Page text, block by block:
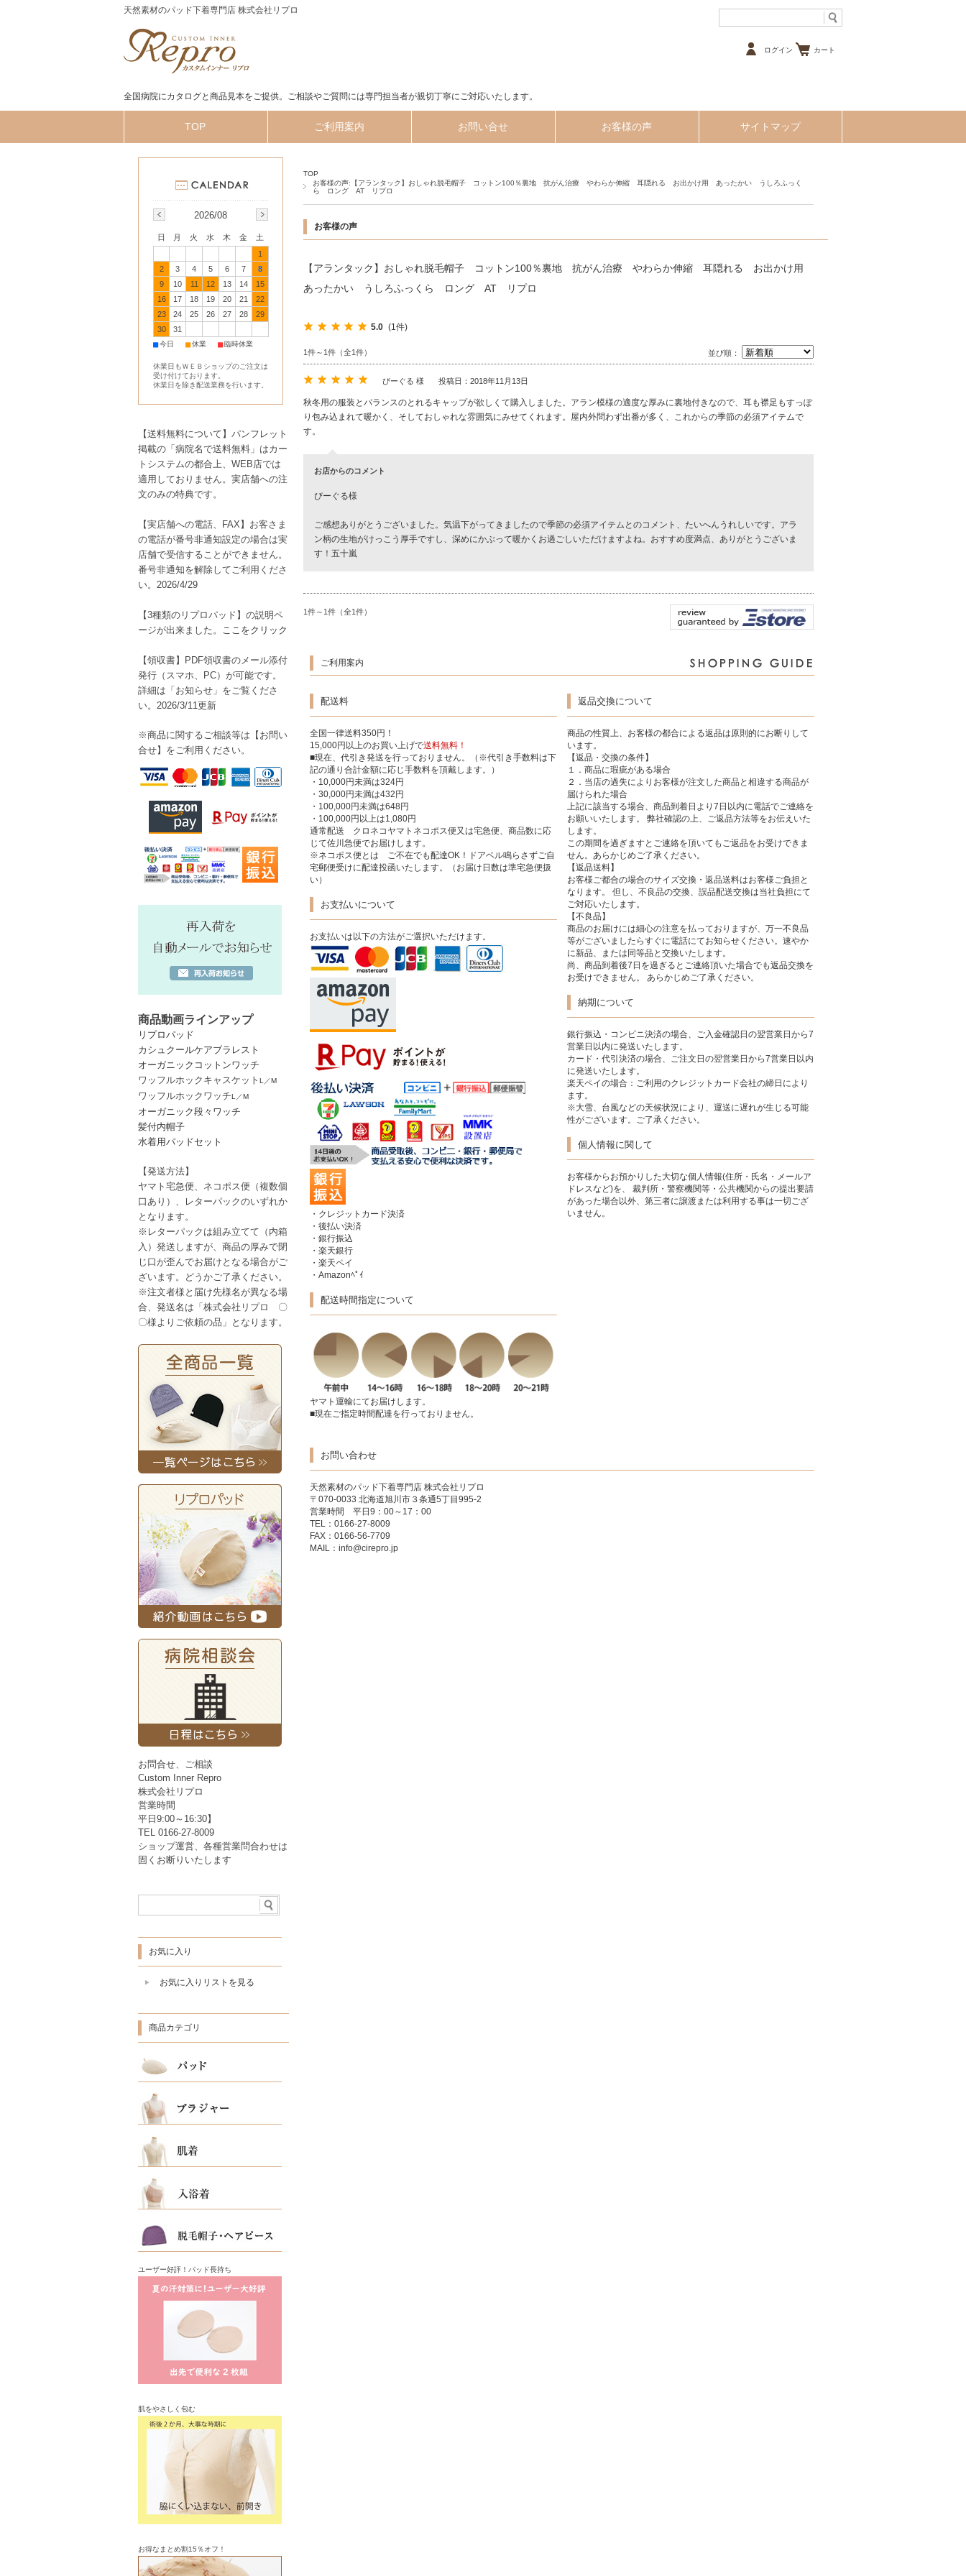
天然素材のパッド下着専門店 株式会社リプロ
全国病院にカタログと商品見本をご提供。ご相談やご質問には専門担当者が親切丁寧にご対応いたします。
ログイン カート
TOP ご利用案内 お問い合せ お客様の声 サイトマップ
TOP
お客様の声:【アランタック】おしゃれ脱毛帽子 コットン100％裏地 抗がん治療 やわらか伸縮 耳隠れる お出かけ用 あったかい うしろふっく
ら ロング AT リプロ
お客様の声
【アランタック】おしゃれ脱毛帽子 コットン100％裏地 抗がん治療 やわらか伸縮 耳隠れる お出かけ用
あったかい うしろふっくら ロング AT リプロ
5.0 (1件)
1件～1件（全1件） 並び順：
びーぐる 様 投稿日：2018年11月13日
秋冬用の服装とバランスのとれるキャップが欲しくて購入しました。アラン模様の適度な厚みに裏地付きなので、耳も襟足もすっぽ
り包み込まれて暖かく、そしておしゃれな雰囲気にみせてくれます。屋内外問わず出番が多く、これからの季節の必須アイテムで
す。
お店からのコメント
びーぐる様
ご感想ありがとうございました。気温下がってきましたので季節の必須アイテムとのコメント、たいへんうれしいです。アラ
ン柄の生地がけっこう厚手ですし、深めにかぶって暖かくお過ごしいただけますよね。おすすめ度満点、ありがとうございま
す！五十嵐
1件～1件（全1件）
ご利用案内
配送料
全国一律送料350円！
15,000円以上のお買い上げで送料無料！
■現在、代引き発送を行っておりません。（※代引き手数料は下
記の通り合計金額に応じ手数料を頂戴します。）
・10,000円未満は324円
・30,000円未満は432円
・100,000円未満は648円
・100,000円以上は1,080円
通常配送 クロネコヤマトネコポス便又は宅急便、商品数に応
じて佐川急便でお届けします。
※ネコポス便とは ご不在でも配達OK！ドアベル鳴らさずご自
宅郵便受けに配達投函いたします。（お届け日数は準宅急便扱
い）
お支払いについて
お支払いは以下の方法がご選択いただけます。
・クレジットカード決済
・後払い決済
・銀行振込
・楽天銀行
・楽天ペイ
・Amazonﾍﾟｲ
配送時間指定について
ヤマト運輸にてお届けします。
■現在ご指定時間配達を行っておりません。
返品交換について
商品の性質上、お客様の都合による返品は原則的にお断りして
います。
【返品・交換の条件】
１．商品に瑕疵がある場合
２．当店の過失によりお客様が注文した商品と相違する商品が
届けられた場合
上記に該当する場合、商品到着日より7日以内に電話でご連絡を
お願いいたします。 弊社確認の上、ご返品方法等をお伝えいた
します。
この期間を過ぎますとご連絡を頂いてもご返品をお受けできま
せん。あらかじめご了承ください。
【返品送料】
お客様ご都合の場合のサイズ交換・返品送料はお客様ご負担と
なります。 但し、不良品の交換、誤品配送交換は当社負担にて
ご対応いたします。
【不良品】
商品のお届けには細心の注意を払っておりますが、万一不良品
等がございましたらすぐに電話にてお知らせください。速やか
に新品、または同等品と交換いたします。
尚、商品到着後7日を過ぎるとご連絡頂いた場合でも返品交換を
お受けできません。 あらかじめご了承ください。
納期について
銀行振込・コンビニ決済の場合、ご入金確認日の翌営業日から7
営業日以内に発送いたします。
カード・代引決済の場合、ご注文日の翌営業日から7営業日以内
に発送いたします。
楽天ペイの場合：ご利用のクレジットカード会社の締日により
ます。
※大雪、台風などの天候状況により、運送に遅れが生じる可能
性がございます。ご了承ください。
個人情報に関して
お客様からお預かりした大切な個人情報(住所・氏名・メールア
ドレスなど)を、 裁判所・警察機関等・公共機関からの提出要請
があった場合以外、第三者に譲渡または利用する事は一切ござ
いません。
お問い合わせ
天然素材のパッド下着専門店 株式会社リプロ
〒070-0033 北海道旭川市３条通5丁目995-2
営業時間 平日9：00～17：00
TEL：0166-27-8009
FAX：0166-56-7709
MAIL： info@cirepro.jp
2026/08
日 月 火 水 木 金
土
1
2
3 4 5 6 7
8
9
10 11 12 13 14
15
16
17 18 19 20 21
22
23
24 25 26 27 28
29
30
31
■今日 ■休業 ■臨時休業
休業日もＷＥＢショップのご注文は
受け付けております。
休業日を除き配送業務を行います。
【送料無料について】パンフレット
掲載の「病院名で送料無料」はカー
トシステムの都合上、WEB店では
適用しておりません。実店舗への注
文のみの特典です。
【実店舗への電話、FAX】お客さま
の電話が番号非通知設定の場合は実
店舗で受信することができません。
番号非通知を解除してご利用くださ
い。2026/4/29
【3種類のリプロパッド】の説明ペ
ージが出来ました。 ここをクリック
【領収書】PDF領収書のメール添付
発行（スマホ、PC）が可能です。
詳細は「お知らせ」をご覧くださ
い。2026/3/11更新
※商品に関するご相談等は【 お問い
合せ】をご利用ください。
商品動画ラインアップ
リプロパッド
カシュクールケアブラレスト
オーガニックコットンワッチ
ワッフルホックキャスケット L ／M
ワッフルホックワッチL ／M
オーガニック段々ワッチ
髪付内帽子
水着用パッドセット
【発送方法】
ヤマト宅急便、ネコポス便 （複数個
口あり） 、レターパックのいずれか
となります。
※レターパックは組み立てて（内箱
入）発送しますが、商品の厚みで閉
じ口が歪んでお届けとなる場合がご
ざいます。どうかご了承ください。
※注文者様と届け先様名が異なる場
合、発送名は「株式会社リプロ 〇
〇様よりご依頼の品」となります。
お問合せ、ご相談
Custom Inner Repro
株式会社リプロ
営業時間
平日9:00～16:30】
TEL 0166-27-8009
ショップ運営、各種営業問合わせは
固くお断りいたします
お気に入り
お気に入りリストを見る
商品カテゴリ
ユーザー好評！パッド長持ち
肌をやさしく包む
お得なまとめ割15％オフ！